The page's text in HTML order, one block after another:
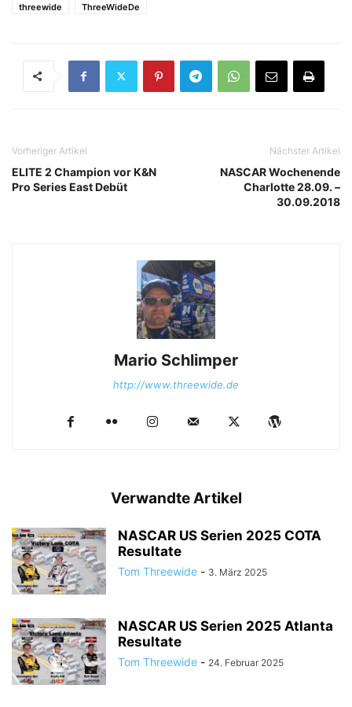
threewide
ThreeWideDe
Vorheriger Artikel
ELITE 2 Champion vor K&N
Pro Series East Debüt
Nächster Artikel
NASCAR Wochenende
Charlotte 28.09. –
30.09.2018
Mario Schlimper
http://www.threewide.de
Verwandte Artikel
NASCAR US Serien 2025 COTA
Resultate
Tom Threewide - 3. März 2025
NASCAR US Serien 2025 Atlanta
Resultate
Tom Threewide - 24. Februar 2025